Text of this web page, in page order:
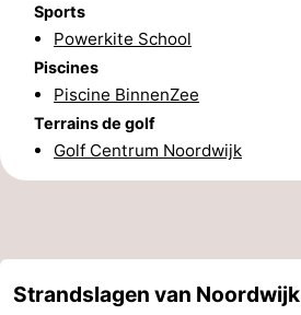
Rotterdam
Rockanje
Météo
Contact
Sports
Powerkite School
Piscines
Piscine BinnenZee
Terrains de golf
Golf Centrum Noordwijk
Strandslagen van Noordwijk